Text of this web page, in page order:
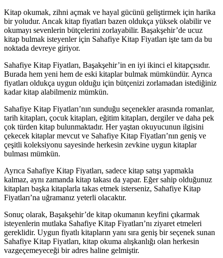
Kitap okumak, zihni açmak ve hayal gücünü geliştirmek için harika
bir yoludur. Ancak kitap fiyatları bazen oldukça yüksek olabilir ve
okumayı sevenlerin bütçelerini zorlayabilir. Başakşehir’de ucuz
kitap bulmak isteyenler için Sahafiye Kitap Fiyatları işte tam da bu
noktada devreye giriyor.
Sahafiye Kitap Fiyatları, Başakşehir’in en iyi ikinci el kitapçısıdır.
Burada hem yeni hem de eski kitaplar bulmak mümkündür. Ayrıca
fiyatları oldukça uygun olduğu için bütçenizi zorlamadan istediğiniz
kadar kitap alabilmeniz mümkün.
Sahafiye Kitap Fiyatları’nın sunduğu seçenekler arasında romanlar,
tarih kitapları, çocuk kitapları, eğitim kitapları, dergiler ve daha pek
çok türden kitap bulunmaktadır. Her yaştan okuyucunun ilgisini
çekecek kitaplar mevcut ve Sahafiye Kitap Fiyatları’nın geniş ve
çeşitli koleksiyonu sayesinde herkesin zevkine uygun kitaplar
bulması mümkün.
Ayrıca Sahafiye Kitap Fiyatları, sadece kitap satışı yapmakla
kalmaz, aynı zamanda kitap takası da yapar. Eğer sahip olduğunuz
kitapları başka kitaplarla takas etmek isterseniz, Sahafiye Kitap
Fiyatları’na uğramanız yeterli olacaktır.
Sonuç olarak, Başakşehir’de kitap okumanın keyfini çıkarmak
isteyenlerin mutlaka Sahafiye Kitap Fiyatları’nı ziyaret etmeleri
gereklidir. Uygun fiyatlı kitapların yanı sıra geniş bir seçenek sunan
Sahafiye Kitap Fiyatları, kitap okuma alışkanlığı olan herkesin
vazgeçemeyeceği bir adres haline gelmiştir.